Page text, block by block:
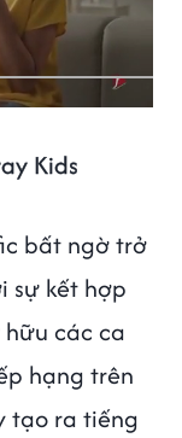
Kids
bất ngờ trở
sự kết hợp
hữu các ca
hạng trên
tạo ra tiếng